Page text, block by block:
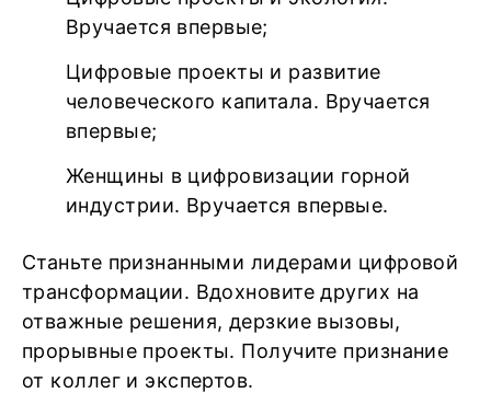
Вручается впервые;
Цифровые проекты и развитие
человеческого капитала. Вручается
впервые;
Женщины в цифровизации горной
индустрии. Вручается впервые.
Станьте признанными лидерами цифровой
трансформации. Вдохновите других на
отважные решения, дерзкие вызовы,
прорывные проекты. Получите признание
от коллег и экспертов.